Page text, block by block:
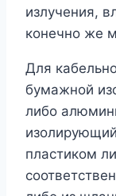
излучения,
конечно же
Для
бумажной
либо
пластиком